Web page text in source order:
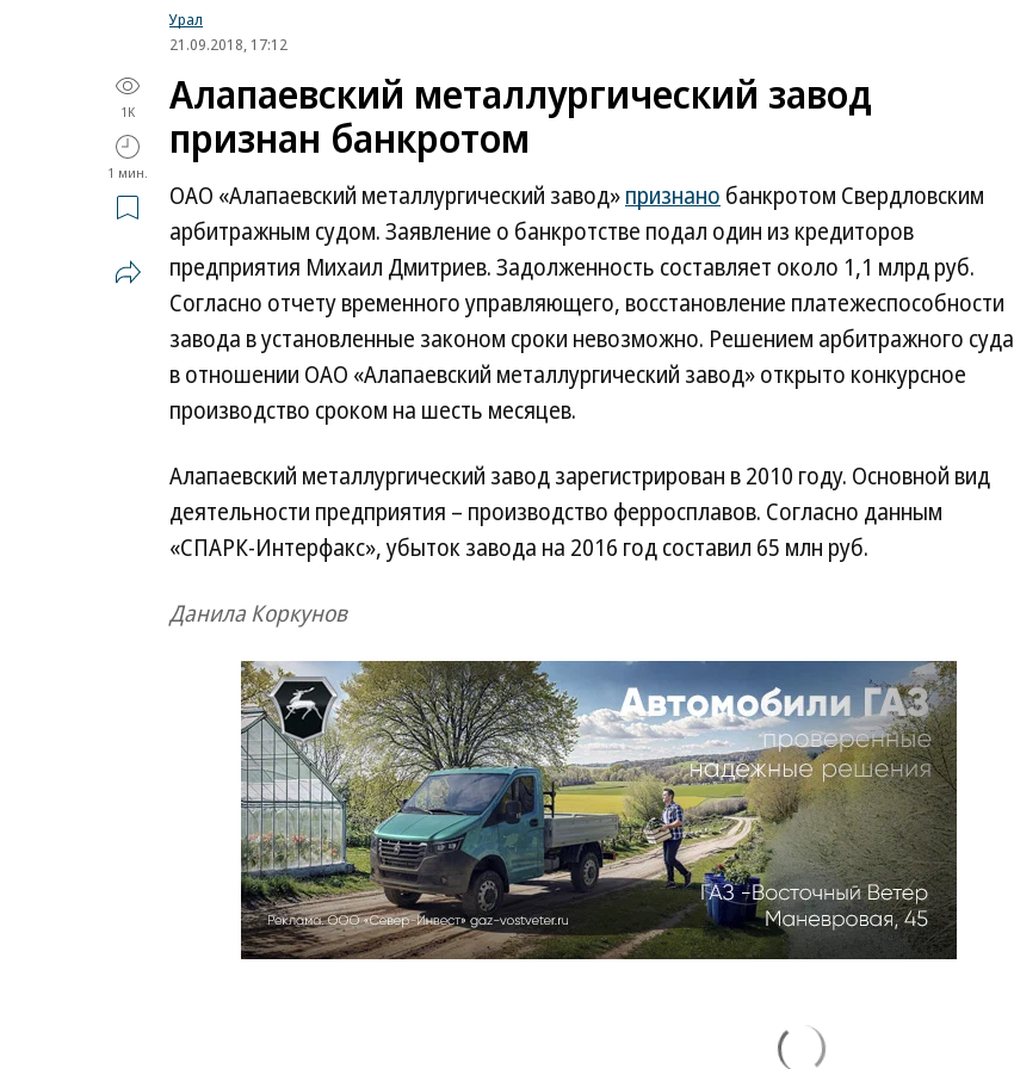
Урал
21.09.2018, 17:12
1K
1 мин.
Алапаевский металлургический завод
признан банкротом
ОАО «Алапаевский металлургический завод»признано банкротом Свердловским
арбитражным судом. Заявление о банкротстве подал один из кредиторов
предприятия Михаил Дмитриев. Задолженность составляет около 1,1 млрд руб.
Согласно отчету временного управляющего, восстановление платежеспособности
завода в установленные законом сроки невозможно. Решением арбитражного суда
в отношении ОАО «Алапаевский металлургический завод» открыто конкурсное
производство сроком на шесть месяцев.
Алапаевский металлургический завод зарегистрирован в 2010 году. Основной вид
деятельности предприятия – производство ферросплавов. Согласно данным
«СПАРК-Интерфакс», убыток завода на 2016 год составил 65 млн руб.
Данила Коркунов